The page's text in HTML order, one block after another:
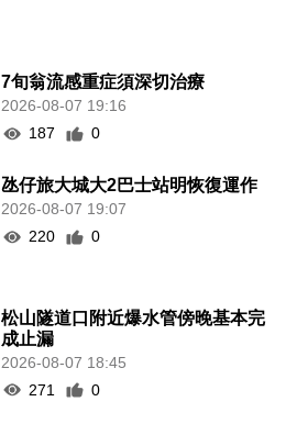
7旬翁流感重症須深切治療
2026-08-07 19:16
187
0
氹仔旅大城大2巴士站明恢復運作
2026-08-07 19:07
220
0
松山隧道口附近爆水管傍晚基本完
成止漏
2026-08-07 18:45
271
0